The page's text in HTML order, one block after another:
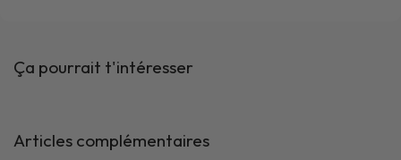
Ça pourrait t'intéresser
Articles complémentaires